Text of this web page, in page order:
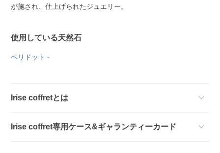
が施され、仕上げられたジュエリー。
使用している天然石
ペリドット -
Irise coffretとは
Irise coffret専用ケース&ギャランティーカード